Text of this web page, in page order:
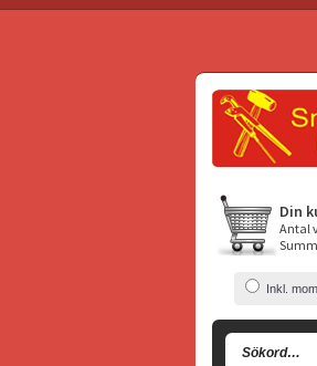
Din
Antal
Inkl.